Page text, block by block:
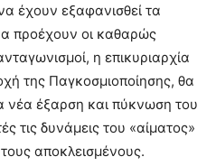
έχουν εξαφανισθεί τα
προέχουν οι καθαρώς
η επικυριαρχία
της Παγκοσμιοποίησης, θα
νέα έξαρση και πύκνωση του
τις δυνάμεις του «αίματος»
αποκλεισμένους.